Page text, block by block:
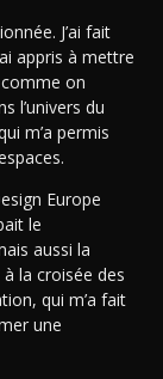
J’ai fait
appris à mettre
on
l’univers du
m’a permis
Europe
le
aussi la
la croisée des
qui m’a fait
une